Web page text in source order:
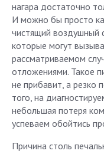
нагара достаточно
И можно бы просто
чистящий воздушный
которые могут
рассматриваемом
отложениями. Такое
не прибавит, а резко
того, на
небольшая потеря
успеваем обойтись
Причина столь